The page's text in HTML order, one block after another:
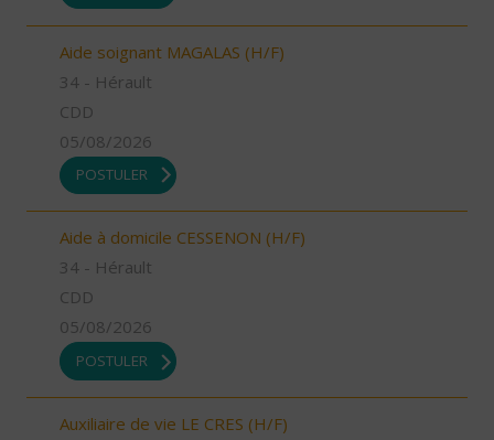
Aide soignant MAGALAS (H/F)
34 - Hérault
CDD
05/08/2026
POSTULER
Aide à domicile CESSENON (H/F)
34 - Hérault
CDD
05/08/2026
POSTULER
Auxiliaire de vie LE CRES (H/F)